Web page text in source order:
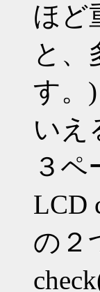
ほど
と、
す。)
いえ
３
LCD
の２